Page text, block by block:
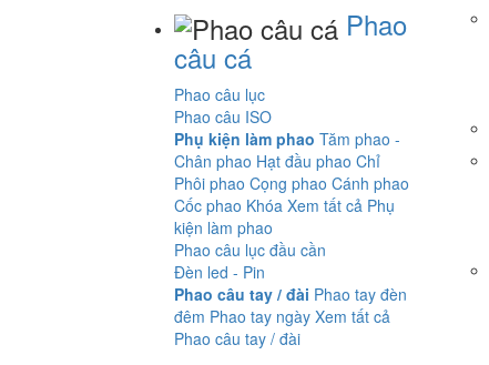
Phao
câu cá
Phao câu lục
Phao câu ISO
Phụ kiện làm phao Tăm phao -
Chân phao Hạt đầu phao Chỉ
Phôi phao Cọng phao Cánh phao
Cốc phao Khóa Xem tất cả Phụ
kiện làm phao
Phao câu lục đầu cần
Đèn led - Pin
Phao câu tay / đài Phao tay đèn
đêm Phao tay ngày Xem tất cả
Phao câu tay / đài